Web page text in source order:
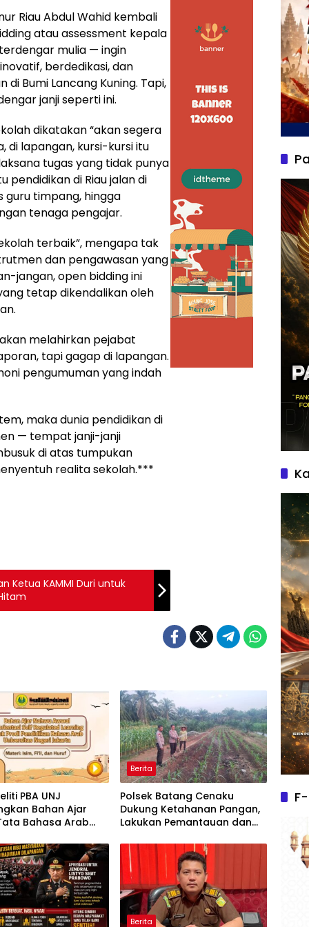
Riau Abdul Wahid kembali
atau assessment kepala
mulia — ingin
berdedikasi, dan
Bumi Lancang Kuning. Tapi,
janji seperti ini.
dikatakan “akan segera
di lapangan, kursi-kursi itu
tugas yang tidak punya
pendidikan di Riau jalan di
timpang, hingga
tenaga pengajar.
terbaik”, mengapa tak
dan pengawasan yang
jangan, open bidding ini
tetap dikendalikan oleh
melahirkan pejabat
tapi gagap di lapangan.
pengumuman yang indah
maka dunia pendidikan di
— tempat janji-janji
di atas tumpukan
realita sekolah.***
Ketua KAMMI Duri untuk
PBA UNJ
Bahan Ajar
Bahasa Arab
untuk Mahasiswa
Berita
Polsek Batang Cenaku
Dukung Ketahanan Pangan,
Lakukan Pemantauan dan
Jagung Pipil di Desa Aur Cina
Berita